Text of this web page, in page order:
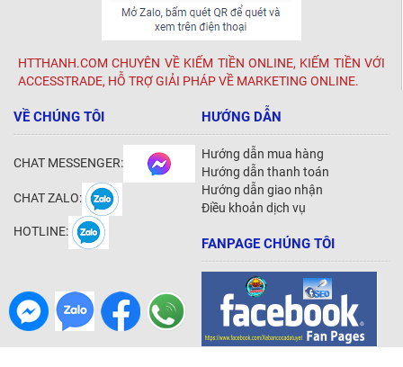
HTTHANH.COM CHUYÊN VỀ KIẾM TIỀN ONLINE, KIẾM TIỀN VỚI
ACCESSTRADE, HỖ TRỢ GIẢI PHÁP VỀ MARKETING ONLINE.
VỀ CHÚNG TÔI
CHAT MESSENGER:
CHAT ZALO:
HOTLINE:
HƯỚNG DẪN
Hướng dẫn mua hàng
Hướng dẫn thanh toán
Hướng dẫn giao nhận
Điều khoản dịch vụ
FANPAGE CHÚNG TÔI